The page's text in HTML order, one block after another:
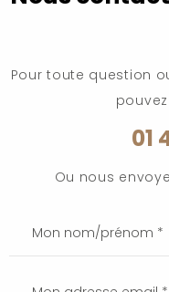
Pour toute question
01
Ou nous